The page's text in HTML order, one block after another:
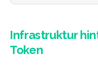
Infrastruktur
Token